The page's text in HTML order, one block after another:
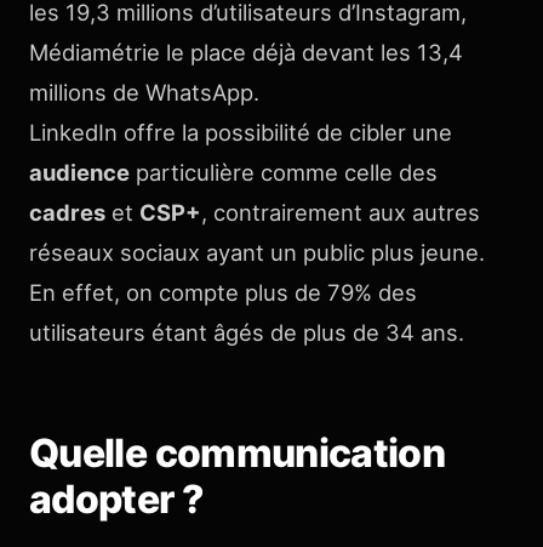
les 19,3 millions d’utilisateurs d’Instagram,
Médiamétrie le place déjà devant les 13,4
millions de WhatsApp.
LinkedIn offre la possibilité de cibler une
audience particulière comme celle des
cadres et CSP+, contrairement aux autres
réseaux sociaux ayant un public plus jeune.
En effet, on compte plus de 79% des
utilisateurs étant âgés de plus de 34 ans.
Quelle communication
adopter ?